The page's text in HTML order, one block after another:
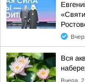
Вся
Вчера,